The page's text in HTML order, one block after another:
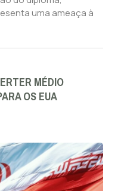
uma ameaça à
MÉDIO
OS EUA